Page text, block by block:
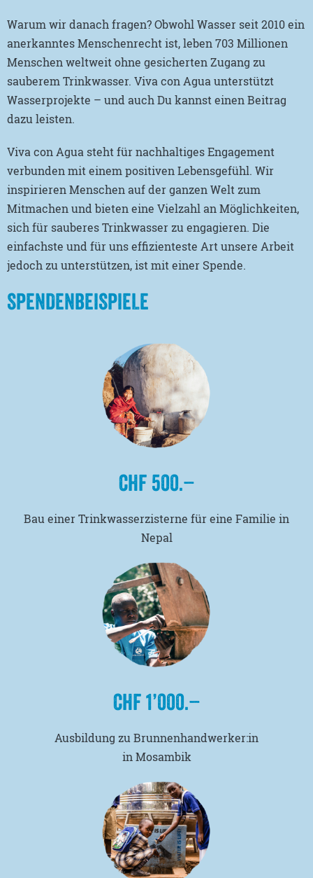
Warum wir danach fragen? Obwohl Wasser seit 2010 ein
anerkanntes Menschenrecht ist, leben 703 Millionen
Menschen weltweit ohne gesicherten Zugang zu
sauberem Trinkwasser. Viva con Agua unterstützt
Wasserprojekte – und auch Du kannst einen Beitrag
dazu leisten.
Viva con Agua steht für nachhaltiges Engagement
verbunden mit einem positiven Lebensgefühl. Wir
inspirieren Menschen auf der ganzen Welt zum
Mitmachen und bieten eine Vielzahl an Möglichkeiten,
sich für sauberes Trinkwasser zu engagieren. Die
einfachste und für uns effizienteste Art unsere Arbeit
jedoch zu unterstützen, ist mit einer Spende.
SPENDENBEISPIELE
CHF 500.–
Bau einer Trinkwasserzisterne für eine Familie in
Nepal
CHF 1’000.–
Ausbildung zu Brunnenhandwerker:in
in Mosambik